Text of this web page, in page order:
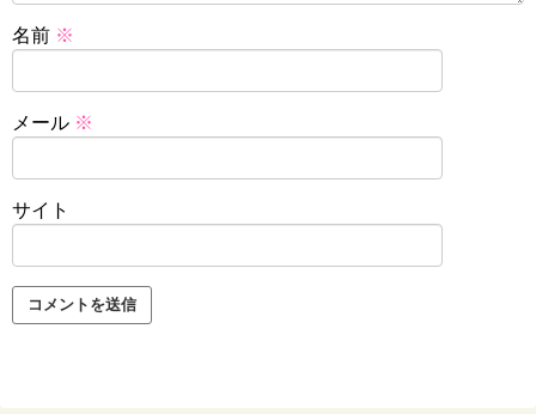
名前 ※
メール ※
サイト